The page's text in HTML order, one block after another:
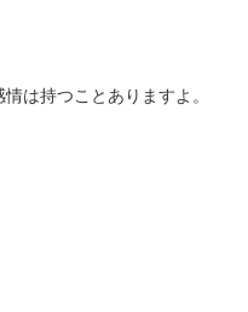
は持つことありますよ。